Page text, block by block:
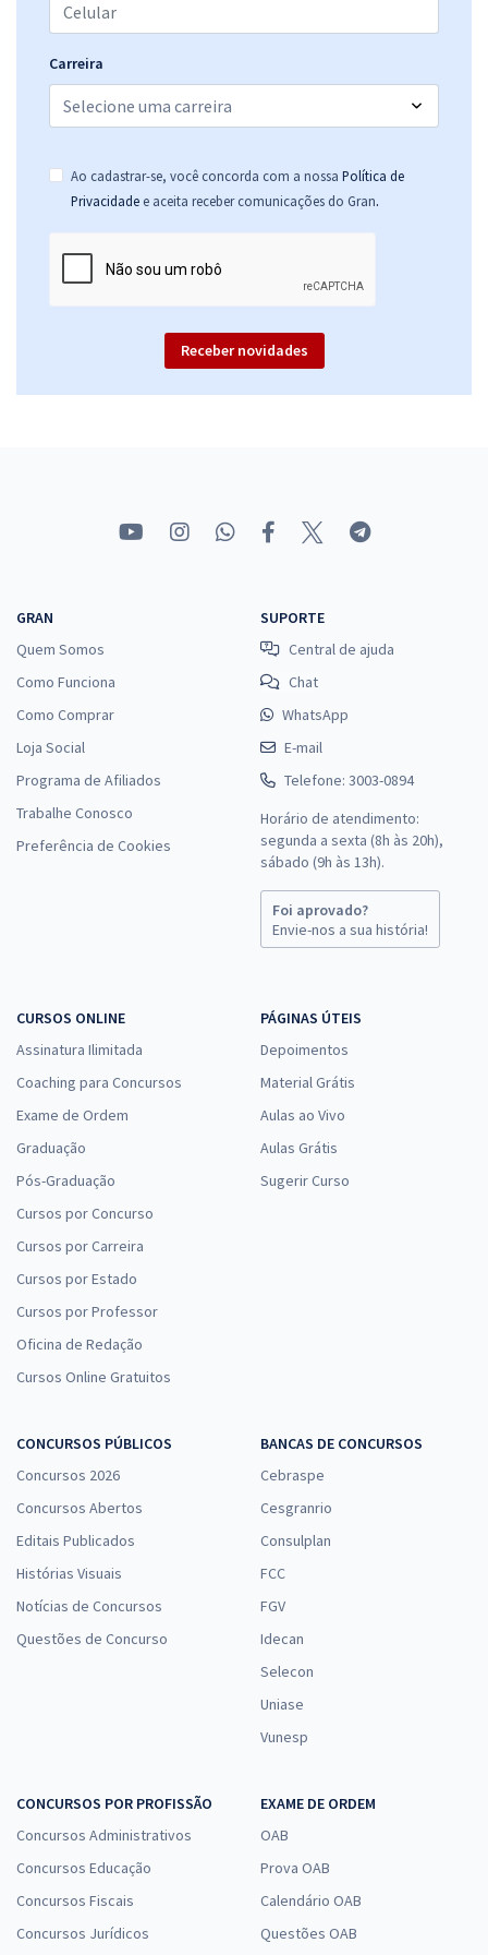
Carreira
Ao cadastrar-se, você concorda com a nossa Política de
Privacidade e aceita receber comunicações do Gran.
Receber novidades
GRAN
Quem Somos
Como Funciona
Como Comprar
Loja Social
Programa de Afiliados
Trabalhe Conosco
Preferência de Cookies
SUPORTE
Central de ajuda
Chat
WhatsApp
E-mail
Telefone: 3003-0894
Horário de atendimento:
segunda a sexta (8h às 20h),
sábado (9h às 13h).
Foi aprovado?
Envie-nos a sua história!
CURSOS ONLINE
Assinatura Ilimitada
Coaching para Concursos
Exame de Ordem
Graduação
Pós-Graduação
Cursos por Concurso
Cursos por Carreira
Cursos por Estado
Cursos por Professor
Oficina de Redação
Cursos Online Gratuitos
PÁGINAS ÚTEIS
Depoimentos
Material Grátis
Aulas ao Vivo
Aulas Grátis
Sugerir Curso
CONCURSOS PÚBLICOS
Concursos 2026
Concursos Abertos
Editais Publicados
Histórias Visuais
Notícias de Concursos
Questões de Concurso
BANCAS DE CONCURSOS
Cebraspe
Cesgranrio
Consulplan
FCC
FGV
Idecan
Selecon
Uniase
Vunesp
CONCURSOS POR PROFISSÃO
Concursos Administrativos
Concursos Educação
Concursos Fiscais
Concursos Jurídicos
EXAME DE ORDEM
OAB
Prova OAB
Calendário OAB
Questões OAB